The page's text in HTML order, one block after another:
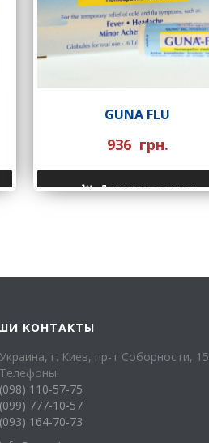
GUNA FLU
936 грн.
Додати в кошик
КОНТАКТЫ
Украина, г. Киев, пр-т Соборности, 15
Телефоны:
(098) 110-57-75
(099) 777-10-57
(093) 164-70-73